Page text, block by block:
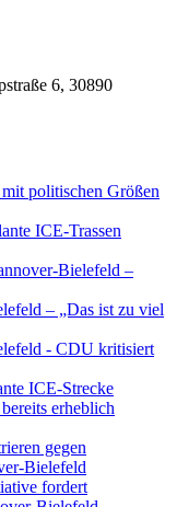
6, 30890
politischen Größen
ICE-Trassen
Bielefeld –
– „Das ist zu viel
- CDU kritisiert
ICE-Strecke
erheblich
gegen
Bielefeld
fordert